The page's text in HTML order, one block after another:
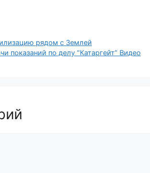
рядом с Землей
показаний по делу “Катаргейт” Видео